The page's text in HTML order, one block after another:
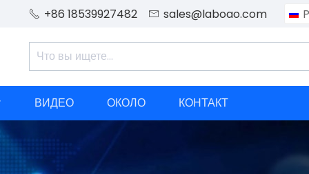
 +86 18539927482  sales@laboao.com
ВИДЕО ОКОЛО КОНТАКТ